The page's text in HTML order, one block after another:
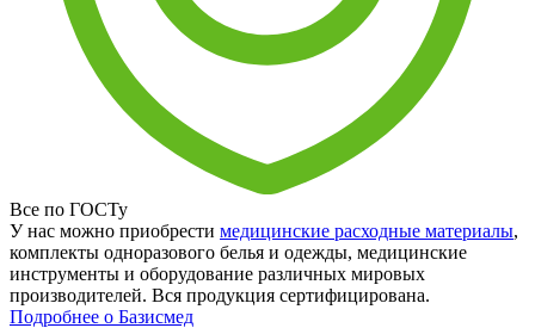
Все по ГОСТу
У нас можно приобрести медицинские расходные материалы,
комплекты одноразового белья и одежды, медицинские
инструменты и оборудование различных мировых
производителей. Вся продукция сертифицирована.
Подробнее о Базисмед